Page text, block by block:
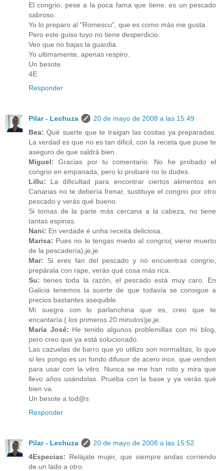
El congrio, pese a la poca fama que tiene, es un pescado
sabroso.
Yo lo preparo al "Romescu", que es como más me gusta.
Pero este guiso tuyo no tiene desperdicio.
Veo que no bajas la guardia.
Yo ultimamente, apenas respiro.
Un besote.
4E
Responder
Pilar - Lechuza
20 de mayo de 2008 a las 15:49
Bea: Qué suerte que te traigan las cositas ya preparadas.
La verdad es que no es tan dificil, con la receta que puse te
aseguro de que saldrá bien.
Miguel: Gracias por tu comentario. No he probado el
congrio en empanada, pero lo probaré no lo dudes.
Lillu: La dificultad para encontrar ciertos alimentos en
Canarias no te debería frenar, sustituye el congrio por otro
pescado y verás qué bueno.
Si tomas de la parte más cercana a la cabeza, no tiene
tantas espinas.
Nani: En verdade é unha receita deliciosa.
Marisa: Pues no le tengas miedo al congrio( viene muerto
de la pescadería),je,je.
Mar: Si eres fan del pescado y no encuentras congrio,
prepárala con rape, verás qué cosa más rica.
Su:tienes toda la razón, el pescado está muy caro. En
Galicia tenemos la suerte de que todavía se consigue a
precios bastantes asequible.
Mi suegra con lo parlanchina que es, creo que te
encantaría ( los primeros 20 minutos)je,je.
María José: He tenido algunos problemillas con mi blog,
pero creo que ya está solucionado.
Las cazuelas de barro que yo utilizo son normalitas, lo que
sí les pongo es un fondo difusor de acero inox. que venden
para usar con la vitro. Nunca se me han roto y mira que
llevo años usándolas. Prueba con la base y ya verás qué
bien va.
Un besote a tod@s
Responder
Pilar - Lechuza
20 de mayo de 2008 a las 15:52
4Especias: Relájate mujer, que siempre andas corriendo
de un lado a otro.